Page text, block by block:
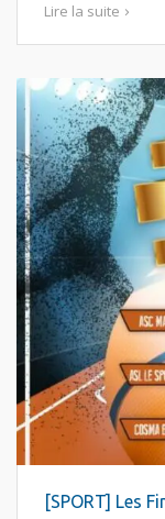
Lire la suite
[SPORT] Les